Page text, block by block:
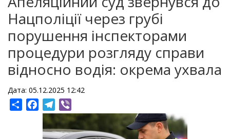
Нацполіції через грубі
порушення інспекторами
процедури розгляду справи
відносно водія: окрема ухвала
Дата: 05.12.2025 12:42
ShareFacebookTelegram